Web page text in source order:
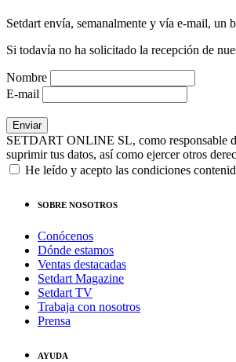
Setdart envía, semanalmente y vía e-mail, un
Si todavía no ha solicitado la recepción de
Nombre
E-mail
SETDART ONLINE SL, como responsable
suprimir tus datos, así como ejercer otros
He leído y acepto las condiciones
SOBRE NOSOTROS
Conócenos
Dónde estamos
Ventas destacadas
Setdart Magazine
Setdart TV
Trabaja con nosotros
Prensa
AYUDA